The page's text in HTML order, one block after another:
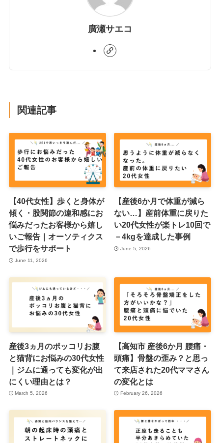
廣瀬サエコ
関連記事
【40代女性】歩くと身体が
傾く・股関節の違和感にお
悩みだったお客様から嬉し
いご報告｜オーソティクス
で歩行をサポート
June 11, 2026
【産後6か月で体重が減ら
ない…】産前体重に戻りた
い20代女性が楽トレ10回で
－4kgを達成した事例
June 5, 2026
産後3ヵ月のポッコリお腹
と猫背にお悩みの30代女性
｜ジムに通っても変化が出
にくい理由とは？
March 5, 2026
【高知市 産後6か月 腰痛・
頭痛】骨盤の歪み？と思っ
て来店された20代ママさん
の変化とは
February 26, 2026